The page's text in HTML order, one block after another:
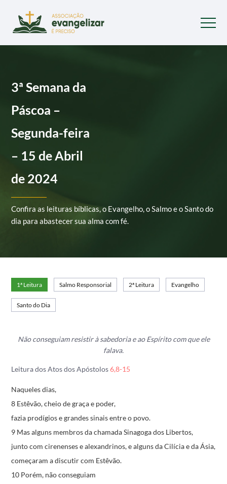
3ª Semana da
Páscoa –
Segunda-feira
– 15 de Abril
de 2024
Confira as leituras bíblicas, o Evangelho, o Salmo e o Santo do
dia para abastecer sua alma com fé.
1ª Leitura Salmo Responsorial 2ª Leitura Evangelho
Santo do Dia
Não conseguiam resistir à sabedoria e ao Espírito com que ele
falava.
Leitura dos Atos dos Apóstolos6,8-15
Naqueles dias,
8 Estêvão, cheio de graça e poder,
fazia prodígios e grandes sinais entre o povo.
9 Mas alguns membros da chamada Sinagoga dos Libertos,
junto com cirenenses e alexandrinos,e alguns da Cilícia e da Ásia,
começaram a discutir com Estêvão.
10 Porém, não conseguiam